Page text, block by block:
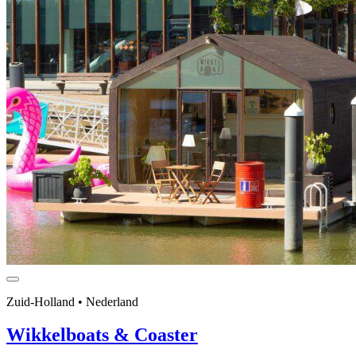
Zuid-Holland • Nederland
Wikkelboats & Coaster